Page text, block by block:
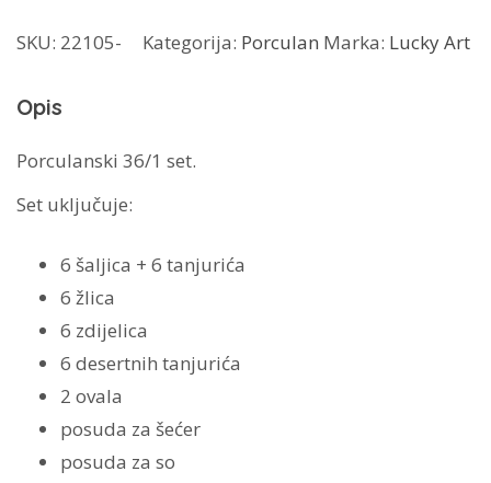
set
SKU: 22105- Kategorija: Porculan Marka: Lucky Art
Opis
Porculanski 36/1 set.
Set uključuje:
6 šaljica + 6 tanjurića
6 žlica
6 zdijelica
6 desertnih tanjurića
2 ovala
posuda za šećer
posuda za so